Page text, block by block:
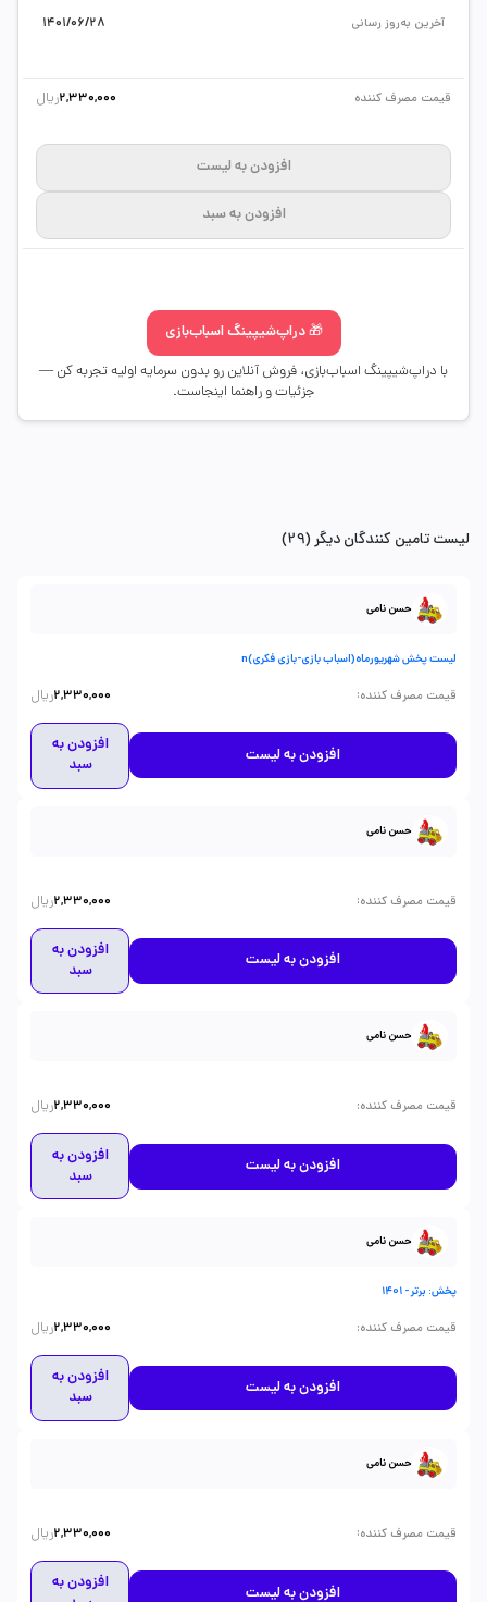
آخرین به‌روز رسانی
1401/06/28
قیمت مصرف کننده 2,330,000ریال
افزودن به لیست
افزودن به سبد
🎁 دراپ‌شیپینگ اسباب‌بازی
با دراپ‌شیپینگ اسباب‌بازی، فروش آنلاین رو بدون سرمایه اولیه تجربه کن —
جزئیات و راهنما اینجاست.
لیست تامین کنندگان دیگر (29)
حسن نامی
لیست پخش شهریورماه(اسباب بازی-بازی فکری)n
قیمت مصرف کننده:
2,330,000ریال
افزودن به لیست
افزودن به
سبد
حسن نامی
قیمت مصرف کننده:
2,330,000ریال
افزودن به لیست
افزودن به
سبد
حسن نامی
قیمت مصرف کننده:
2,330,000ریال
افزودن به لیست
افزودن به
سبد
حسن نامی
پخش: برتر - 1401
قیمت مصرف کننده:
2,330,000ریال
افزودن به لیست
افزودن به
سبد
حسن نامی
قیمت مصرف کننده:
2,330,000ریال
افزودن به لیست
افزودن به